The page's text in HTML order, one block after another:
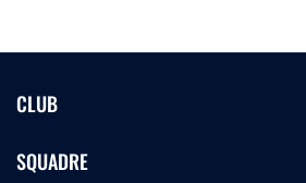
CLUB
SQUADRE